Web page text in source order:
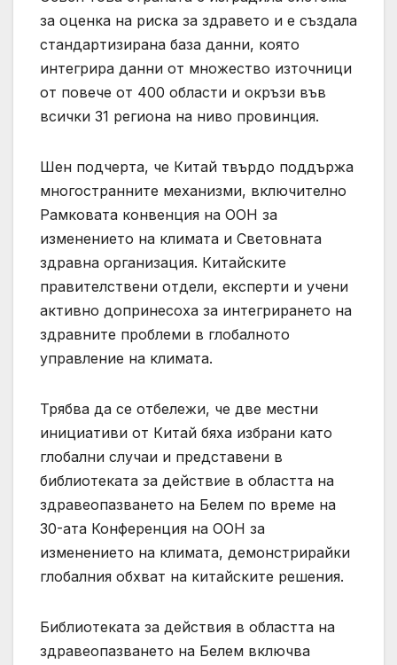
за оценка на риска за здравето и е създала
стандартизирана база данни, която
интегрира данни от множество източници
от повече от 400 области и окръзи във
всички 31 региона на ниво провинция.
Шен подчерта, че Китай твърдо поддържа
многостранните механизми, включително
Рамковата конвенция на ООН за
изменението на климата и Световната
здравна организация. Китайските
правителствени отдели, експерти и учени
активно допринесоха за интегрирането на
здравните проблеми в глобалното
управление на климата.
Трябва да се отбележи, че две местни
инициативи от Китай бяха избрани като
глобални случаи и представени в
библиотеката за действие в областта на
здравеопазването на Белем по време на
30-ата Конференция на ООН за
изменението на климата, демонстрирайки
глобалния обхват на китайските решения.
Библиотеката за действия в областта на
здравеопазването на Белем включва